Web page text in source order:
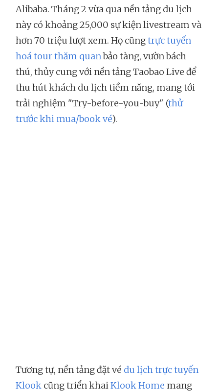
Alibaba. Tháng 2 vừa qua nền tảng du lịch
này có khoảng 25,000 sự kiện livestream và
hơn 70 triệu lượt xem. Họ cũngtrực tuyến
hoá tour thăm quanbảo tàng, vườn bách
thú, thủy cung với nền tảng Taobao Live để
thu hút khách du lịch tiềm năng, mang tới
trải nghiệm "Try-before-you-buy" (thử
trước khi mua/book vé).
Tương tự, nền tảng đặt vé du lịch trực tuyến
Klook cũng triển khaiKlook Home mang